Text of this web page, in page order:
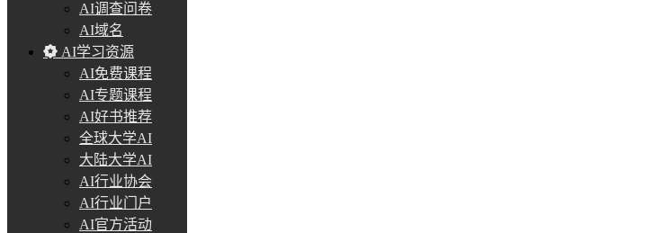
AI调查问卷
AI域名
AI学习资源
AI免费课程
AI专题课程
AI好书推荐
全球大学AI
大陆大学AI
AI行业协会
AI行业门户
AI官方活动